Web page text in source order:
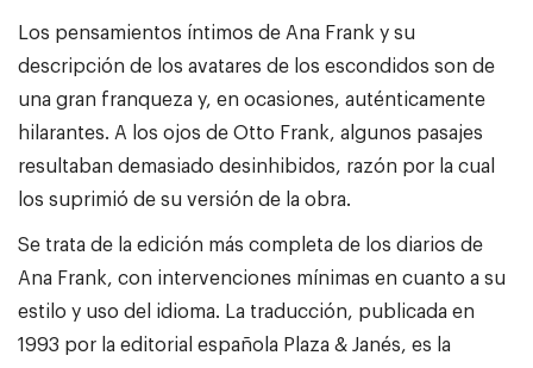
Los pensamientos íntimos de Ana Frank y su
descripción de los avatares de los escondidos son de
una gran franqueza y, en ocasiones, auténticamente
hilarantes. A los ojos de Otto Frank, algunos pasajes
resultaban demasiado desinhibidos, razón por la cual
los suprimió de su versión de la obra.
Se trata de la edición más completa de los diarios de
Ana Frank, con intervenciones mínimas en cuanto a su
estilo y uso del idioma. La traducción, publicada en
1993 por la editorial española Plaza & Janés, es la